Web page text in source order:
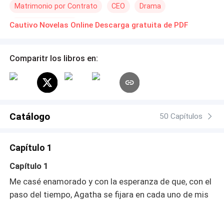
Matrimonio por Contrato CEO Drama
Diferencia de Edad
Cautivo Novelas Online Descarga gratuita de PDF
Comparitr los libros en:
Catálogo 50 Capítulos
Capítulo 1
Capítulo 1
Me casé enamorado y con la esperanza de que, con el
paso del tiempo, Agatha se fijara en cada uno de mis